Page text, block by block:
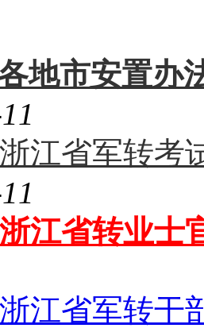
地市安置办
江省军转考
江省转业士
江省军转干